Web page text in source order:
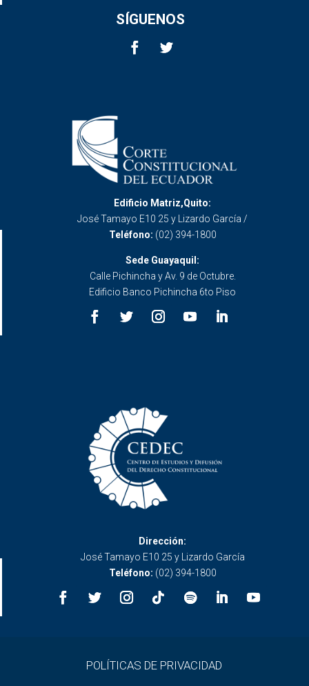
SÍGUENOS
Edificio Matriz,Quito:
José Tamayo E10 25 y Lizardo García /
Teléfono: (02) 394-1800
Sede Guayaquil:
Calle Pichincha y Av. 9 de Octubre.
Edificio Banco Pichincha 6to Piso
Dirección:
José Tamayo E10 25 y Lizardo García
Teléfono: (02) 394-1800
POLÍTICAS DE PRIVACIDAD